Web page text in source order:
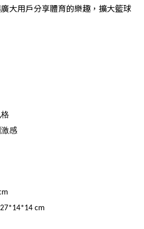
大用戶分享體育的樂趣，擴大籃球
感
cm